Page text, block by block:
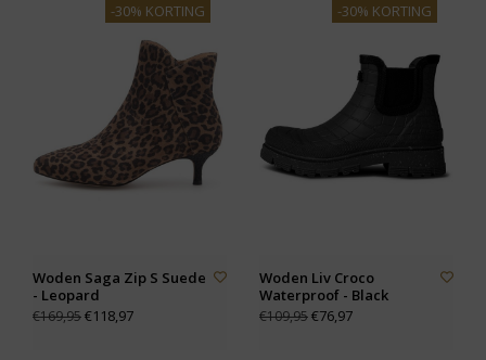
-30% KORTING
Woden Saga Zip S Suede
- Leopard
€169,95€118,97
-30% KORTING
Woden Liv Croco
Waterproof - Black
€109,95€76,97